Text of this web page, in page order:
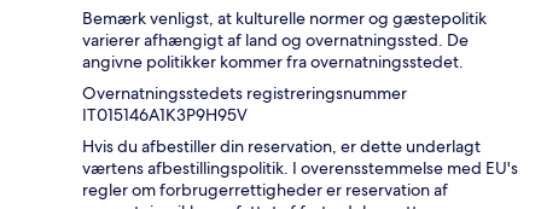
Bemærk venligst, at kulturelle normer og gæstepolitik
varierer afhængigt af land og overnatningssted. De
angivne politikker kommer fra overnatningsstedet.
Overnatningsstedets registreringsnummer
IT015146A1K3P9H95V
Hvis du afbestiller din reservation, er dette underlagt
værtens afbestillingspolitik. I overensstemmelse med EU's
regler om forbrugerrettigheder er reservation af